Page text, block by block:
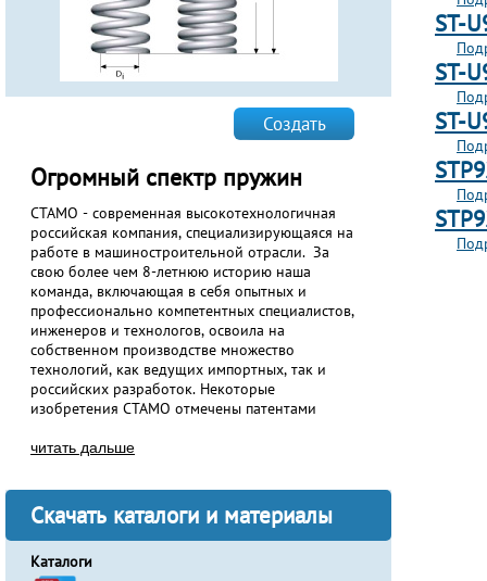
Создать
Огромный спектр пружин
СТАМО - современная высокотехнологичная
российская компания, специализирующаяся на
работе в машиностроительной отрасли. За
свою более чем 8-летнюю историю наша
команда, включающая в себя опытных и
профессионально компетентных специалистов,
инженеров и технологов, освоила на
собственном производстве множество
технологий, как ведущих импортных, так и
российских разработок. Некоторые
изобретения СТАМО отмечены патентами
читать дальше
Скачать каталоги и материалы
Каталоги
ST-
ST-
ST-